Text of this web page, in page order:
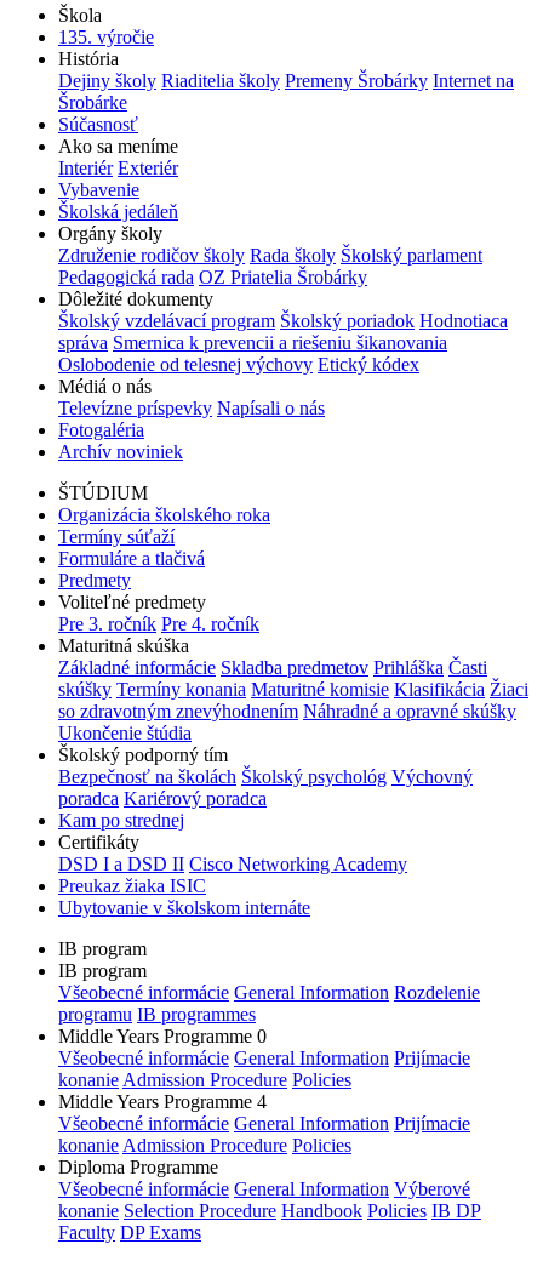
Škola
135. výročie
História
Dejiny školy Riaditelia školy Premeny Šrobárky Internet na
Šrobárke
Súčasnosť
Ako sa meníme
Interiér Exteriér
Vybavenie
Školská jedáleň
Orgány školy
Združenie rodičov školy Rada školy Školský parlament
Pedagogická rada OZ Priatelia Šrobárky
Dôležité dokumenty
Školský vzdelávací program Školský poriadok Hodnotiaca
správa Smernica k prevencii a riešeniu šikanovania
Oslobodenie od telesnej výchovy Etický kódex
Médiá o nás
Televízne príspevky Napísali o nás
Fotogaléria
Archív noviniek
ŠTÚDIUM
Organizácia školského roka
Termíny súťaží
Formuláre a tlačivá
Predmety
Voliteľné predmety
Pre 3. ročník Pre 4. ročník
Maturitná skúška
Základné informácie Skladba predmetov Prihláška Časti
skúšky Termíny konania Maturitné komisie Klasifikácia Žiaci
so zdravotným znevýhodnením Náhradné a opravné skúšky
Ukončenie štúdia
Školský podporný tím
Bezpečnosť na školách Školský psychológ Výchovný
poradca Kariérový poradca
Kam po strednej
Certifikáty
DSD I a DSD II Cisco Networking Academy
Preukaz žiaka ISIC
Ubytovanie v školskom internáte
IB program
IB program
Všeobecné informácie General Information Rozdelenie
programu IB programmes
Middle Years Programme 0
Všeobecné informácie General Information Prijímacie
konanie Admission Procedure Policies
Middle Years Programme 4
Všeobecné informácie General Information Prijímacie
konanie Admission Procedure Policies
Diploma Programme
Všeobecné informácie General Information Výberové
konanie Selection Procedure Handbook Policies IB DP
Faculty DP Exams